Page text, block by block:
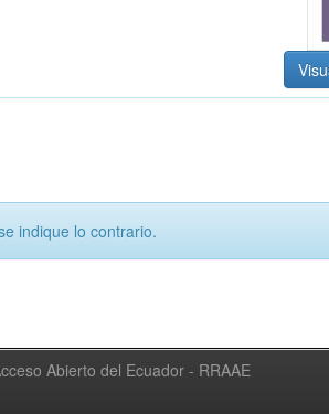
indique lo contrario.
Abierto del Ecuador - RRAAE